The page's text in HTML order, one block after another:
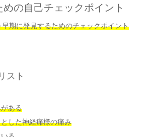
の自己チェックポイント
早期に発見するためのチェックポイント
スト
ある
した神経痛様の痛み